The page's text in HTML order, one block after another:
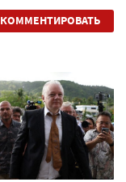
КОММЕНТИРОВАТЬ